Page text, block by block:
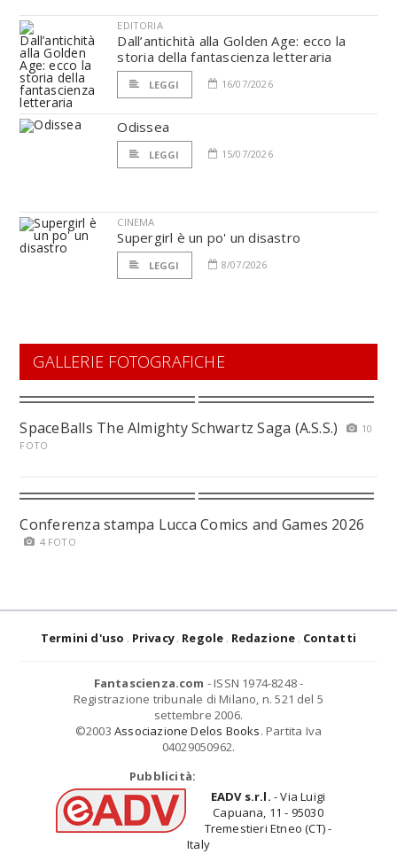
EDITORIA
Dall’antichità alla Golden Age: ecco la
storia della fantascienza letteraria
LEGGI 16/07/2026
Odissea
LEGGI 15/07/2026
CINEMA
Supergirl è un po' un disastro
LEGGI 8/07/2026
GALLERIE FOTOGRAFICHE
SpaceBalls The Almighty Schwartz Saga (A.S.S.)
10
FOTO
Conferenza stampa Lucca Comics and Games 2026
4 FOTO
Termini d'uso Privacy Regole Redazione Contatti
Fantascienza.com - ISSN 1974-8248 -
Registrazione tribunale di Milano, n. 521 del 5
settembre 2006.
©2003 Associazione Delos Books. Partita Iva
04029050962.
Pubblicità:
EADV s.r.l. - Via Luigi
Capuana, 11 - 95030
Tremestieri Etneo (CT) -
Italy